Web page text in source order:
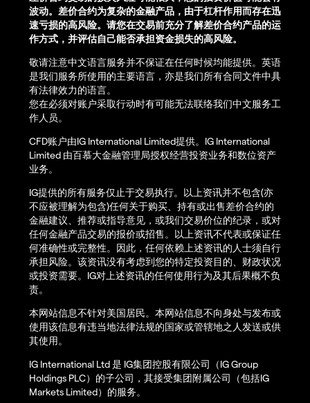
波动。差价合约为复杂的金融产品，由于杠杆作用而存在迅
速亏损的高风险。请您在交易前充分了解差价合约产品的运
作方式，并评估自己能否承担资金损失的高风险。
敬请注意中文语言服务并不保证在任何时候均能提供。英语
是我们服务所使用的主要语言，亦是我们所有合同文件中具
有法律效力的语言。
您在必须对账户采取行动时有可能无法联络我们中文服务工
作人员。
CFD账户由IG International Limited提供。IG International
Limited 由百慕大金融管理局授权经营投资业务和数位资产
业务。
IG提供的所有服务仅止于交易执行。以上资讯并不包含(亦
不应被理解为包含)任何关于购买、持有或出售差价合约的
金融建议、推荐或指导意见，或我们交易价位的纪录，或对
任何金融产品交易的报价或招售。以上资讯不代表或保证任
何准确性或完整性。因此，任何依赖上述资讯的人士须自行
承担风险。该资讯没有考虑到您的特定投资目的、财政状况
或投资需要。IG对上述资讯的任何使用行为及其后果概不负
责。
本网站信息不针对美国居民。本网站信息不向身处与发布或
使用该信息有违当地法律法规的国家或管辖地之人发送或供
其使用。
IG International Ltd 是 IG集团控股有限公司（IG Group
Holdings PLC）的子公司，其接受集团附属公司（包括IG
Markets Limited）的服务。